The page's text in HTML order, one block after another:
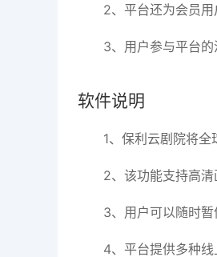
2、平台还为会员
3、用户参与平台
软件说明
1、保利云剧院将
2、该功能支持高
3、用户可以随时
4、平台提供多种